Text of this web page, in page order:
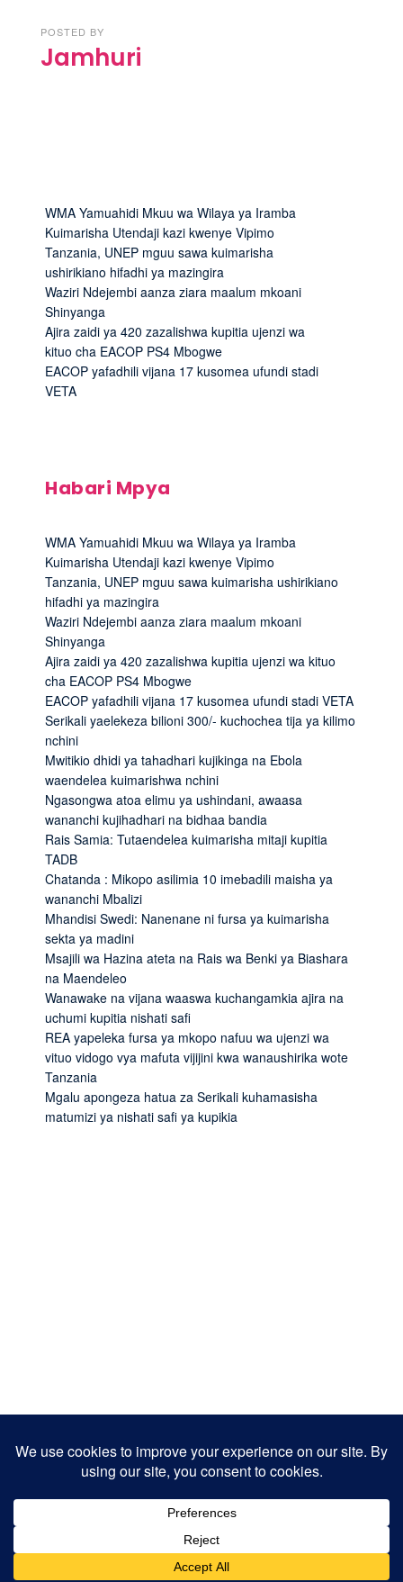
POSTED BY
Jamhuri
WMA Yamuahidi Mkuu wa Wilaya ya Iramba
Kuimarisha Utendaji kazi kwenye Vipimo
Tanzania, UNEP mguu sawa kuimarisha
ushirikiano hifadhi ya mazingira
Waziri Ndejembi aanza ziara maalum mkoani
Shinyanga
Ajira zaidi ya 420 zazalishwa kupitia ujenzi wa
kituo cha EACOP PS4 Mbogwe
EACOP yafadhili vijana 17 kusomea ufundi stadi
VETA
Habari Mpya
WMA Yamuahidi Mkuu wa Wilaya ya Iramba
Kuimarisha Utendaji kazi kwenye Vipimo
Tanzania, UNEP mguu sawa kuimarisha ushirikiano
hifadhi ya mazingira
Waziri Ndejembi aanza ziara maalum mkoani
Shinyanga
Ajira zaidi ya 420 zazalishwa kupitia ujenzi wa kituo
cha EACOP PS4 Mbogwe
EACOP yafadhili vijana 17 kusomea ufundi stadi VETA
Serikali yaelekeza bilioni 300/- kuchochea tija ya kilimo
nchini
Mwitikio dhidi ya tahadhari kujikinga na Ebola
waendelea kuimarishwa nchini
Ngasongwa atoa elimu ya ushindani, awaasa
wananchi kujihadhari na bidhaa bandia
Rais Samia: Tutaendelea kuimarisha mitaji kupitia
TADB
Chatanda : Mikopo asilimia 10 imebadili maisha ya
wananchi Mbalizi
Mhandisi Swedi: Nanenane ni fursa ya kuimarisha
sekta ya madini
Msajili wa Hazina ateta na Rais wa Benki ya Biashara
na Maendeleo
Wanawake na vijana waaswa kuchangamkia ajira na
uchumi kupitia nishati safi
REA yapeleka fursa ya mkopo nafuu wa ujenzi wa
vituo vidogo vya mafuta vijijini kwa wanaushirika wote
Tanzania
Mgalu apongeza hatua za Serikali kuhamasisha
matumizi ya nishati safi ya kupikia
Designed by